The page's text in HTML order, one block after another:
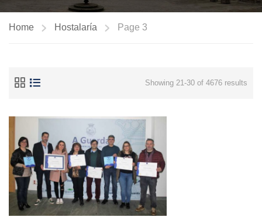
Home Hostalaría Page 3
Showing 21-30 of 4676 results